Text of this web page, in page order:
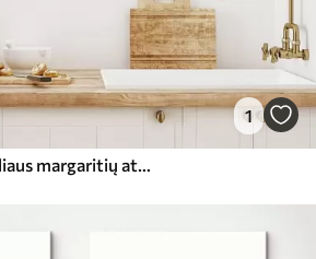
1
Subtilus paveikslo stiliaus margaritių atvaizdas